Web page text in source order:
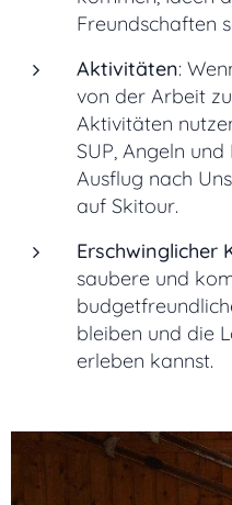
Freundschaften
Aktivitäten:
von der Arbeit
Aktivitäten
SUP, Angeln
Ausflug nach
auf Skitour.
Erschwinglicher
saubere und
bleiben und die
erleben kannst.